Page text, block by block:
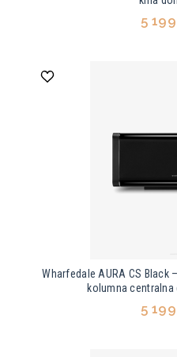
5
Wharfedale AURA CS Black
kolumna
5